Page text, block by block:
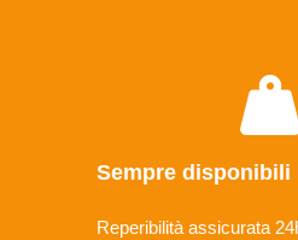
Sempre disponibili
Reperibilità assicurata